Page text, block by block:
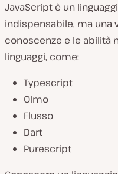
JavaScript è un
indispensabile, ma una
conoscenze e le abilità
linguaggi, come:
Typescript
Olmo
Flusso
Dart
Purescript